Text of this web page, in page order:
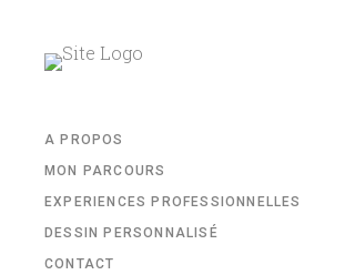
A PROPOS
MON PARCOURS
EXPERIENCES PROFESSIONNELLES
DESSIN PERSONNALISÉ
CONTACT